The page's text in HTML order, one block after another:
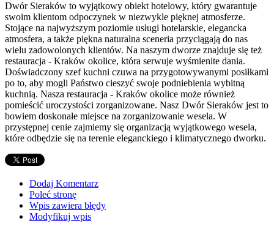
Dwór Sieraków to wyjątkowy obiekt hotelowy, który gwarantuje
swoim klientom odpoczynek w niezwykle pięknej atmosferze.
Stojące na najwyższym poziomie usługi hotelarskie, elegancka
atmosfera, a także piękna naturalna sceneria przyciągają do nas
wielu zadowolonych klientów. Na naszym dworze znajduje się też
restauracja - Kraków okolice, która serwuje wyśmienite dania.
Doświadczony szef kuchni czuwa na przygotowywanymi posiłkami
po to, aby mogli Państwo cieszyć swoje podniebienia wybitną
kuchnią. Nasza restauracja - Kraków okolice może również
pomieścić uroczystości zorganizowane. Nasz Dwór Sieraków jest to
bowiem doskonałe miejsce na zorganizowanie wesela. W
przystępnej cenie zajmiemy się organizacją wyjątkowego wesela,
które odbędzie się na terenie eleganckiego i klimatycznego dworku.
Dodaj Komentarz
Poleć stronę
Wpis zawiera błędy
Modyfikuj wpis